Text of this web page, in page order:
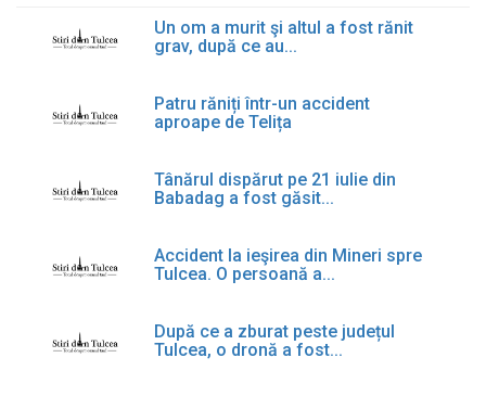
Un om a murit şi altul a fost rănit
grav, după ce au...
Patru răniți într-un accident
aproape de Telița
Tânărul dispărut pe 21 iulie din
Babadag a fost găsit...
Accident la ieşirea din Mineri spre
Tulcea. O persoană a...
După ce a zburat peste județul
Tulcea, o dronă a fost...